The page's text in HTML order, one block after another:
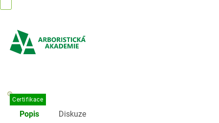
obsah
Certifikace
Popis Diskuze